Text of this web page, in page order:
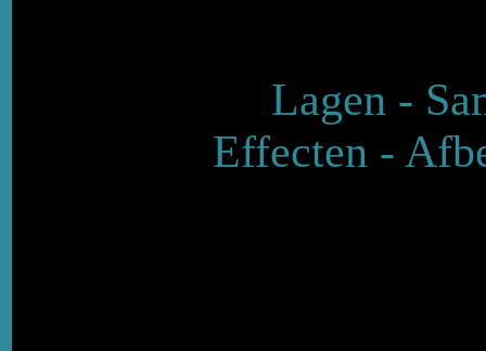
Lagen -
Effecten -